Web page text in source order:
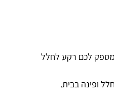
שמספק לכם רקע לחלל
ופינה בבית.